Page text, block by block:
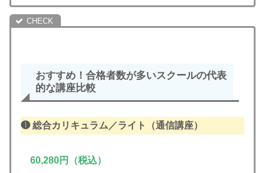
おすすめ ！合格者数が多いスクールの代表
的な講座比較
❶総合カリキュラム／ライト （通信講座）
60,280円（税込）